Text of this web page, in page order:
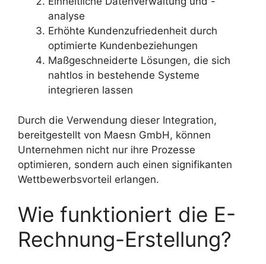
analyse
Erhöhte Kundenzufriedenheit durch
optimierte Kundenbeziehungen
Maßgeschneiderte Lösungen, die sich
nahtlos in bestehende Systeme
integrieren lassen
Durch die Verwendung dieser Integration,
bereitgestellt von Maesn GmbH, können
Unternehmen nicht nur ihre Prozesse
optimieren, sondern auch einen signifikanten
Wettbewerbsvorteil erlangen.
Wie funktioniert die E-
Rechnung-Erstellung?